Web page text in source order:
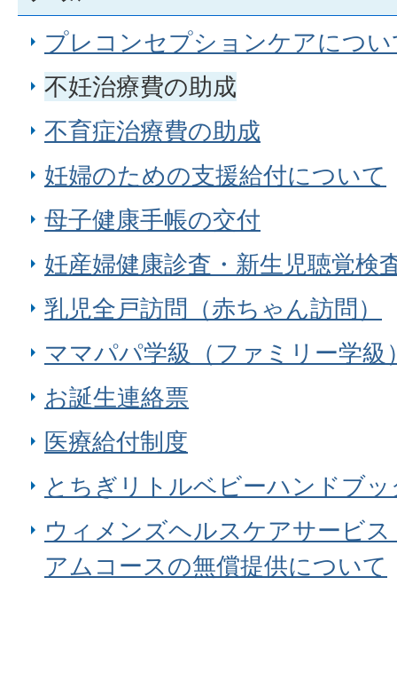
プレコンセプションケアにつ
不妊治療費の助成
不育症治療費の助成
妊婦のための支援給付について
母子健康手帳の交付
妊産婦健康診査・新生児聴覚検
乳児全戸訪問（赤ちゃん訪問）
ママパパ学級（ファミリー学級
お誕生連絡票
医療給付制度
とちぎリトルベビーハンドブ
ウィメンズヘルスケアサービ
アムコースの無償提供について